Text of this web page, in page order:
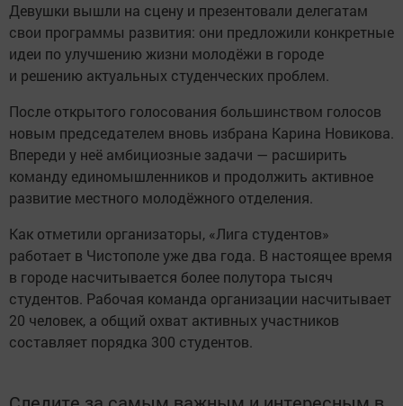
Девушки вышли на сцену и презентовали делегатам
свои программы развития: они предложили конкретные
идеи по улучшению жизни молодёжи в городе
и решению актуальных студенческих проблем.
После открытого голосования большинством голосов
новым председателем вновь избрана Карина Новикова.
Впереди у неё амбициозные задачи — расширить
команду единомышленников и продолжить активное
развитие местного молодёжного отделения.
Как отметили организаторы, «Лига студентов»
работает в Чистополе уже два года. В настоящее время
в городе насчитывается более полутора тысяч
студентов. Рабочая команда организации насчитывает
20 человек, а общий охват активных участников
составляет порядка 300 студентов.